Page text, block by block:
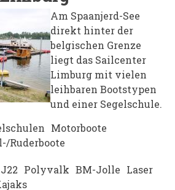
Am Spaanjerd-See
direkt hinter der
belgischen Grenze
liegt das Sailcenter
Limburg mit vielen
leihbaren Bootstypen
und einer Segelschule.
Motorboote
Ruderboote
J22 Polyvalk BM-Jolle Laser